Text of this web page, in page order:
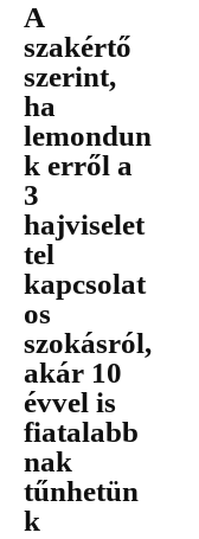
A
szakértő
szerint,
ha
lemondun
k erről a
3
hajviselet
tel
kapcsolat
os
szokásról,
akár 10
évvel is
fiatalabb
nak
tűnhetün
k